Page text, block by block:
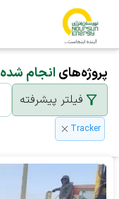
پروژه‌های انجام شده
فیلتر پیشرفته
Tracker